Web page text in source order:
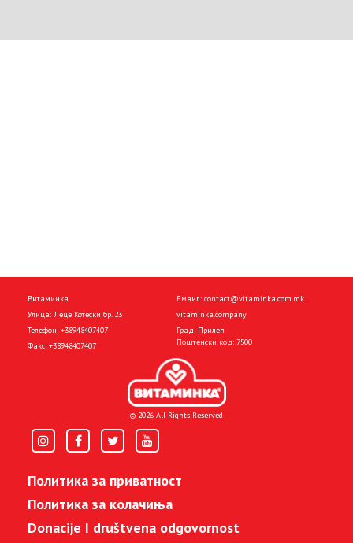
Витаминка
Улица: Леце Котески бр. 23
Телефон: +38948407407
Факс: +38948407407
Емаил: contact@vitaminka.com.mk
vitaminka.company
Град: Прилеп
Поштенски код: 7500
© 2026 All Rights Reserved
Политика за приватност
Политика за колачиња
Donacije I društvena odgovornost